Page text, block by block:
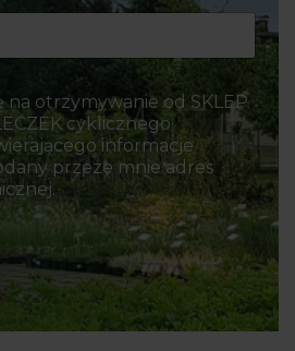
na otrzymywanie od SKLEP
cyklicznego
informacje
przeze mnie adres